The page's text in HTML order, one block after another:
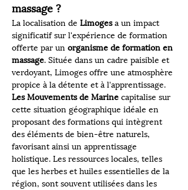
massage ?
La localisation de Limoges a un impact
significatif sur l'expérience de formation
offerte par un organisme de formation en
massage. Située dans un cadre paisible et
verdoyant, Limoges offre une atmosphère
propice à la détente et à l'apprentissage.
Les Mouvements de Marine capitalise sur
cette situation géographique idéale en
proposant des formations qui intègrent
des éléments de bien-être naturels,
favorisant ainsi un apprentissage
holistique. Les ressources locales, telles
que les herbes et huiles essentielles de la
région, sont souvent utilisées dans les